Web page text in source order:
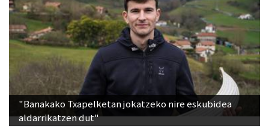
"Banakako Txapelketan jokatzeko nire eskubidea
aldarrikatzen dut"